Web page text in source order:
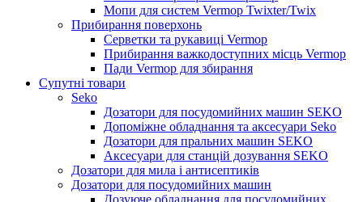
Мопи для систем Vermop Twixter/Twix
Прибирання поверхонь
Серветки та рукавиці Vermop
Прибирання важкодоступних місць Vermop
Пади Vermop для збирання
Супутні товари
Seko
Дозатори для посудомийних машин SEKO
Допоміжне обладнання та аксесуари Seko
Дозатори для пральних машин SEKO
Аксесуари для станцій дозування SEKO
Дозатори для мила і антисептиків
Дозатори для посудомийних машин
Дозуюче обладнання для посудомийних